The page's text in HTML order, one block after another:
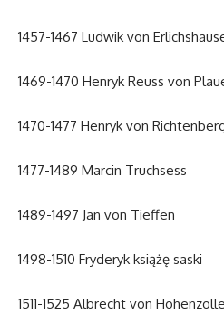
1457-1467 Ludwik von
1469-1470 Henryk Reuss von
1470-1477 Henryk von
1477-1489 Marcin Truchsess
1489-1497 Jan von Tieffen
1498-1510 Fryderyk książę saski
1511-1525 Albrecht von